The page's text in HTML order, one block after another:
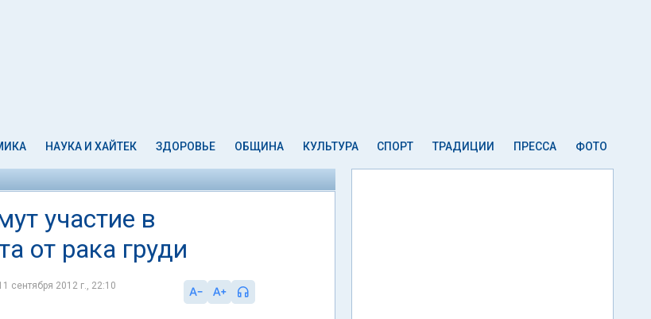
НАУКА И ХАЙТЕК ЗДОРОВЬЕ ОБЩИНА КУЛЬТУРА СПОРТ ТРАДИЦИИ ПРЕССА ФОТО
участие в
от рака груди
сентября 2012 г., 22:10